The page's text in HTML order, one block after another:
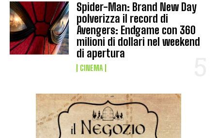
Spider-Man: Brand New Day
polverizza il record di
Avengers: Endgame con 360
milioni di dollari nel weekend
di apertura
CINEMA